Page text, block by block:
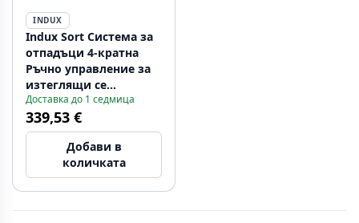
INDUX
Indux Sort Система за
отпадъци 4-кратна
Ръчно управление за
изтеглящи се
чекмеджета
1208972321
Доставка до 1 седмица
339,53 €
Добави в
количката